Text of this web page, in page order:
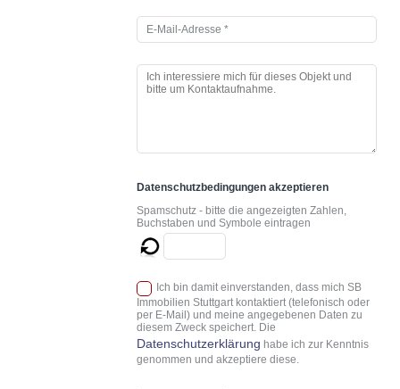
Datenschutzbedingungen akzeptieren
Spamschutz - bitte die angezeigten Zahlen,
Buchstaben und Symbole eintragen
Ich bin damit einverstanden, dass mich SB
Immobilien Stuttgart kontaktiert (telefonisch oder
per E-Mail) und meine angegebenen Daten zu
diesem Zweck speichert. Die
Datenschutzerklärung habe ich zur Kenntnis
genommen und akzeptiere diese.